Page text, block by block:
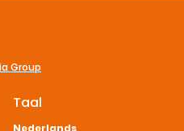
Group
Taal
Nederlands